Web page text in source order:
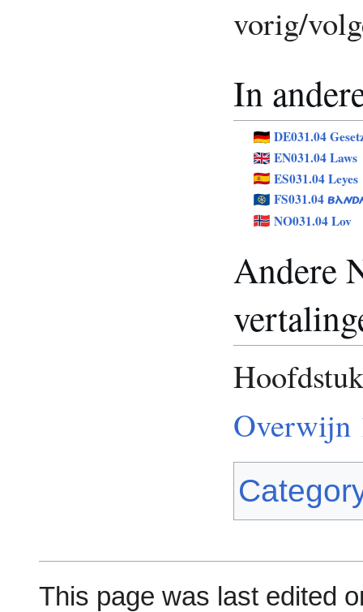
vorig/
In
DE031.04
EN031.04 Laws
ES031.04 Leyes
FS031.04
NO031.04 Lov
Andere
Overwijn
This page was last edited